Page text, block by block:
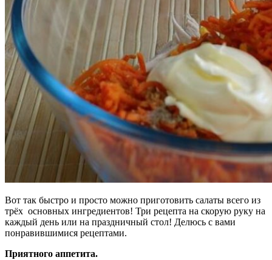
Вот так быстро и просто можно приготовить салаты всего из
трёх основных ингредиентов! Три рецепта на скорую руку на
каждый день или на праздничный стол! Делюсь с вами
понравившимися рецептами.
Приятного аппетита.